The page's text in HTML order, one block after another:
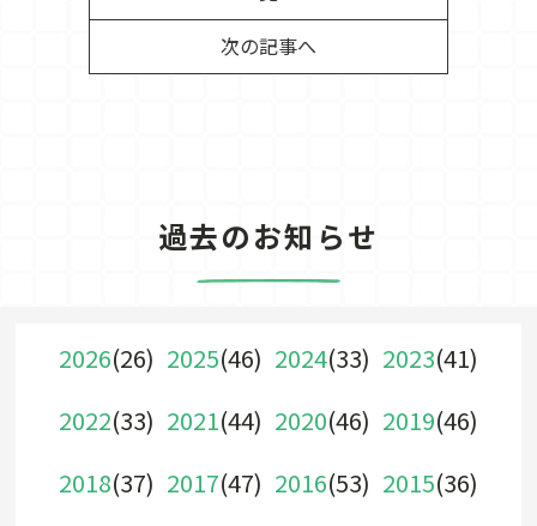
次の記事へ
過去のお知らせ
2026(26) 2025(46) 2024(33) 2023(41)
2022(33) 2021(44) 2020(46) 2019(46)
2018(37) 2017(47) 2016(53) 2015(36)